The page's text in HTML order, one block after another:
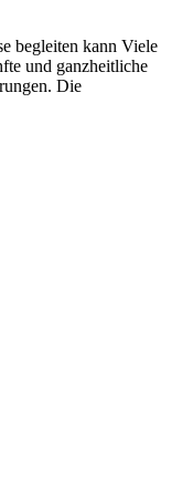
begleiten kann Viele
und ganzheitliche
Die